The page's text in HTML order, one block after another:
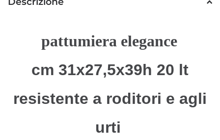
pattumiera elegance
cm 31x27,5x39h 20 lt
resistente a roditori e agli
urti